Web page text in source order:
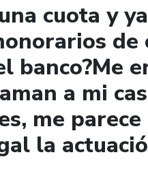
cuota y
de
banco?Me
a mi
me parece
la